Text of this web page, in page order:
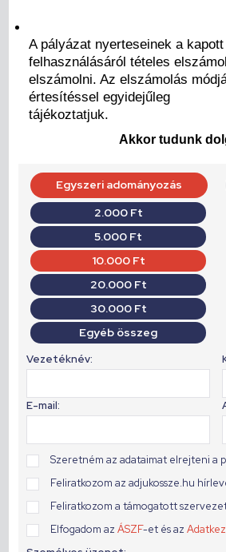
A pályázat nyerteseinek a
felhasználásáról tételes
elszámolni. Az elszámolás
értesítéssel egyidejűleg
tájékoztatjuk.
Akkor tudunk